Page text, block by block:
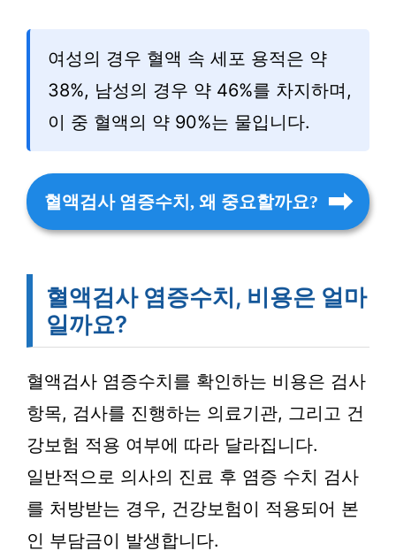
여성의 경우 혈액 속 세포 용적은 약
38%, 남성의 경우 약 46%를 차지하며,
이 중 혈액의 약 90%는 물입니다.
혈액검사 염증수치, 왜 중요할까요?
혈액검사 염증수치, 비용은 얼마
일까요?
혈액검사 염증수치를 확인하는 비용은 검사
항목, 검사를 진행하는 의료기관, 그리고 건
강보험 적용 여부에 따라 달라집니다.
일반적으로 의사의 진료 후 염증 수치 검사
를 처방받는 경우, 건강보험이 적용되어 본
인 부담금이 발생합니다.